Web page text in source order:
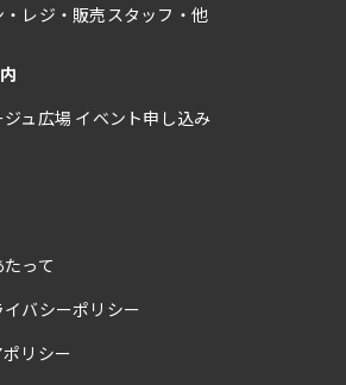
レジ・販売スタッフ・他
ュ広場 イベント申し込み
って
バシーポリシー
リシー